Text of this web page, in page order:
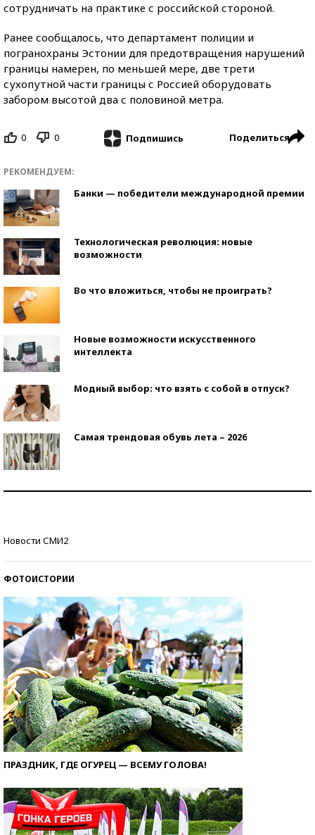
сотрудничать на практике с российской стороной.
Ранее сообщалось, что департамент полиции и
погранохраны Эстонии для предотвращения нарушений
границы намерен, по меньшей мере, две трети
сухопутной части границы с Россией оборудовать
забором высотой два с половиной метра.
0 0 Подпишись Поделиться
РЕКОМЕНДУЕМ:
Банки — победители международной премии
Технологическая революция: новые
возможности
Во что вложиться, чтобы не проиграть?
Новые возможности искусственного
интеллекта
Модный выбор: что взять с собой в отпуск?
Самая трендовая обувь лета – 2026
Новости СМИ2
ФОТОИСТОРИИ
ПРАЗДНИК, ГДЕ ОГУРЕЦ — ВСЕМУ ГОЛОВА!